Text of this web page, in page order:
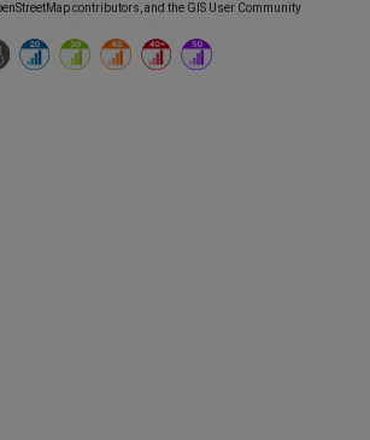
contributors, and the GIS User Community